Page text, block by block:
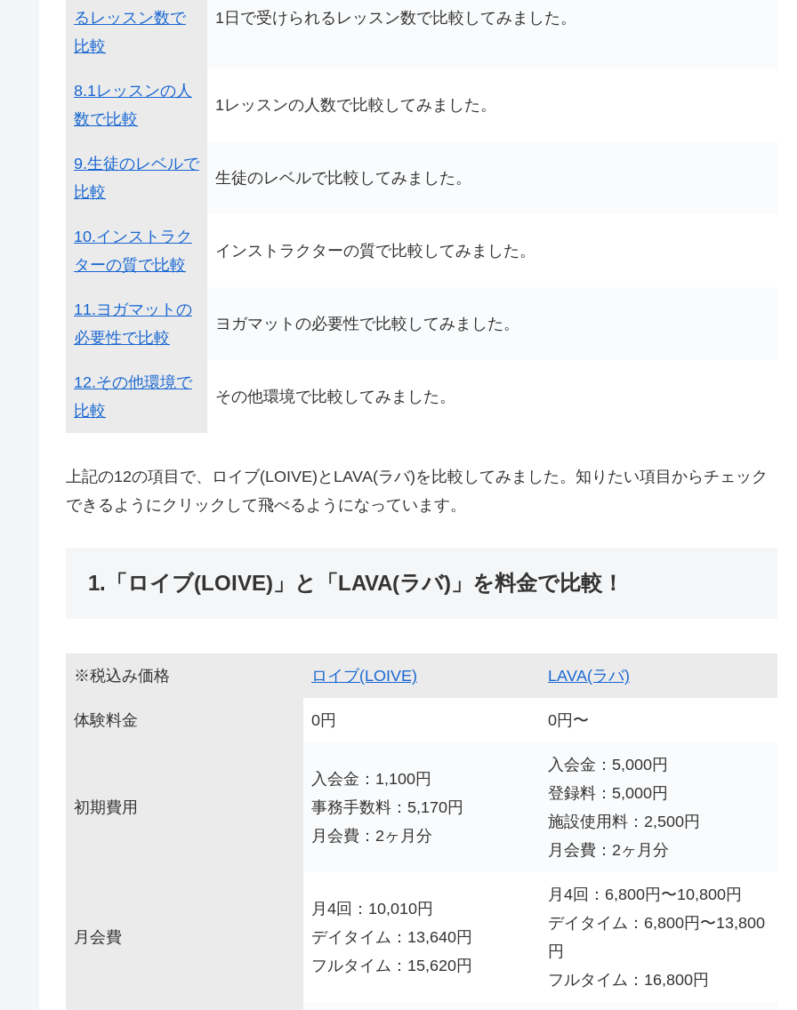
るレッスン数で
比較
1日で受けられるレッスン数で比較してみました。
8.1レッスンの人
数で比較
1レッスンの人数で比較してみました。
9.生徒のレベルで
比較
生徒のレベルで比較してみました。
10.インストラク
ターの質で比較
インストラクターの質で比較してみました。
11.ヨガマットの
必要性で比較
ヨガマットの必要性で比較してみました。
12.その他環境で
比較
その他環境で比較してみました。
上記の12の項目で、ロイブ(LOIVE)とLAVA(ラバ)を比較してみました。知りたい項目からチェック
できるようにクリックして飛べるようになっています。
1.「ロイブ(LOIVE)」と「LAVA(ラバ)」を料金で比較！
※税込み価格 ロイブ(LOIVE) LAVA(ラバ)
体験料金 0円 0円〜
初期費用
入会金：1,100円
事務手数料：5,170円
月会費：2ヶ月分
入会金：5,000円
登録料：5,000円
施設使用料：2,500円
月会費：2ヶ月分
月会費
月4回：10,010円
デイタイム：13,640円
フルタイム：15,620円
月4回：6,800円〜10,800円
デイタイム：6,800円〜13,800
円
フルタイム：16,800円